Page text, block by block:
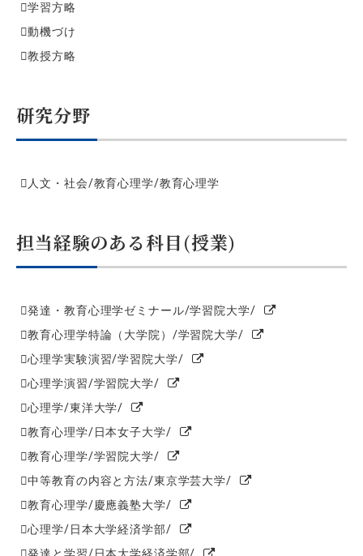
学習方略
動機づけ
教授方略
研究分野
人文・社会/教育心理学/教育心理学
担当経験のある科目(授業)
発達・教育心理学ゼミナール/学習院大学/
教育心理学特論（大学院）/学習院大学/
心理学実験演習/学習院大学/
心理学演習/学習院大学/
心理学/東洋大学/
教育心理学/日本女子大学/
教育心理学/学習院大学/
中等教育の内容と方法/東京学芸大学/
教育心理学/慶應義塾大学/
心理学/日本大学経済学部/